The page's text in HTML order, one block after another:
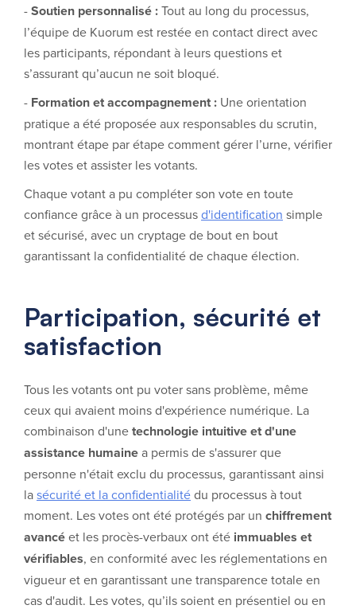
-Soutien personnalisé :Tout au long du processus,
l’équipe de Kuorum est restée en contact direct avec
les participants, répondant à leurs questions et
s’assurant qu’aucun ne soit bloqué.
- Formation et accompagnement : Une orientation
pratique a été proposée aux responsables du scrutin,
montrant étape par étape comment gérer l’urne, vérifier
les votes et assister les votants.
Chaque votant a pu compléter son vote en toute
confiance grâce à un processusd'identification simple
et sécurisé, avec un cryptage de bout en bout
garantissant la confidentialité de chaque élection.
Participation, sécurité et
satisfaction
Tous les votants ont pu voter sans problème, même
ceux qui avaient moins d'expérience numérique. La
combinaison d'unetechnologie intuitive et d'une
assistance humainea permis de s'assurer que
personne n'était exclu du processus, garantissant ainsi
lasécurité et la confidentialitédu processus à tout
moment. Les votes ont été protégés par un chiffrement
avancéet les procès-verbaux ont été immuables et
vérifiables, en conformité avec les réglementations en
vigueur et en garantissant une transparence totale en
cas d'audit. Les votes, qu’ils soient en présentiel ou en